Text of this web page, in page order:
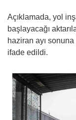
Açıklamada, yol
başlayacağı
haziran ayı
ifade edildi.